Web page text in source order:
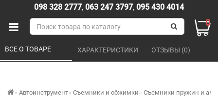
098 328 2777, 063 247 3797, 095 430 4014
0
Автоинструмент Съемники и обжимки Съемники пружин и
ВСЕ О ТОВАРЕ ХАРАКТЕРИСТИКИ ОТЗЫВЫ (0)